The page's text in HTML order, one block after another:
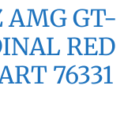
AMG GT-
RED
76331